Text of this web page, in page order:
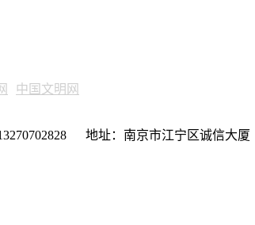
中国文明网
地址：南京市江宁区诚信大厦